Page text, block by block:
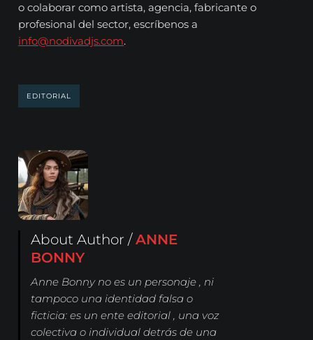
o colaborar como artista, agencia, fabricante o
profesional del sector, escríbenos a
info@nodivadjs.com.
EDITORIAL
About Author /ANNE
BONNY
Anne Bonny no es un personaje , ni
tampoco una identidad falsa o
ficticia: es un ente editorial , una voz
colectiva o individual detrás de una